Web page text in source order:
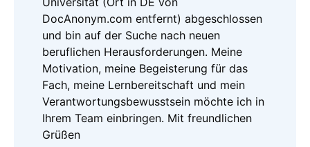
DocAnonym.com entfernt) abgeschlossen
und bin auf der Suche nach neuen
beruflichen Herausforderungen. Meine
Motivation, meine Begeisterung für das
Fach, meine Lernbereitschaft und mein
Verantwortungsbewusstsein möchte ich in
Ihrem Team einbringen. Mit freundlichen
Grüßen